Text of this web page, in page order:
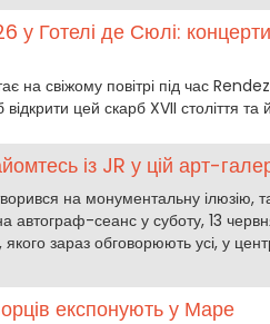
Готелі де Сюлі: концерти
на свіжому повітрі під час
цей скарб XVII століття та
із JR у цій арт-
на монументальну ілюзію,
автограф-сеанс у суботу, 13
якого зараз обговорюють усі, у
експонують у Маре